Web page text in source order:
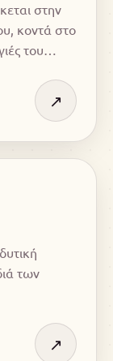
στην
κοντά στο
του
↗
των
↗